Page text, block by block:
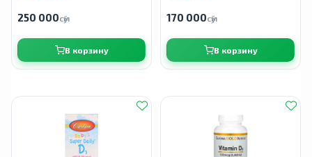
250 000сӯм
В корзину
170 000сӯм
В корзину